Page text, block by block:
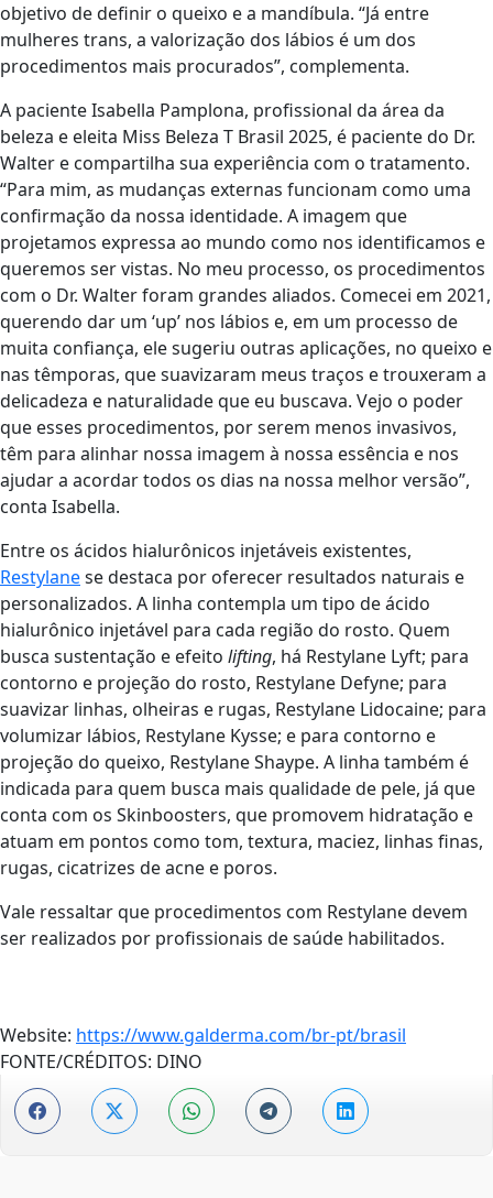
objetivo de definir o queixo e a mandíbula. “Já entre
mulheres trans, a valorização dos lábios é um dos
procedimentos mais procurados”, complementa.
A paciente Isabella Pamplona, profissional da área da
beleza e eleita Miss Beleza T Brasil 2025, é paciente do Dr.
Walter e compartilha sua experiência com o tratamento.
“Para mim, as mudanças externas funcionam como uma
confirmação da nossa identidade. A imagem que
projetamos expressa ao mundo como nos identificamos e
queremos ser vistas. No meu processo, os procedimentos
com o Dr. Walter foram grandes aliados. Comecei em 2021,
querendo dar um ‘up’ nos lábios e, em um processo de
muita confiança, ele sugeriu outras aplicações, no queixo e
nas têmporas, que suavizaram meus traços e trouxeram a
delicadeza e naturalidade que eu buscava. Vejo o poder
que esses procedimentos, por serem menos invasivos,
têm para alinhar nossa imagem à nossa essência e nos
ajudar a acordar todos os dias na nossa melhor versão”,
conta Isabella.
Entre os ácidos hialurônicos injetáveis existentes,
Restylanese destaca por oferecer resultados naturais e
personalizados. A linha contempla um tipo de ácido
hialurônico injetável para cada região do rosto. Quem
busca sustentação e efeito lifting, há Restylane Lyft; para
contorno e projeção do rosto, Restylane Defyne; para
suavizar linhas, olheiras e rugas, Restylane Lidocaine; para
volumizar lábios, Restylane Kysse; e para contorno e
projeção do queixo, Restylane Shaype. A linha também é
indicada para quem busca mais qualidade de pele, já que
conta com os Skinboosters, que promovem hidratação e
atuam em pontos como tom, textura, maciez, linhas finas,
rugas, cicatrizes de acne e poros.
Vale ressaltar que procedimentos com Restylane devem
ser realizados por profissionais de saúde habilitados.
Website: https://www.galderma.com/br-pt/brasil
FONTE/CRÉDITOS: DINO